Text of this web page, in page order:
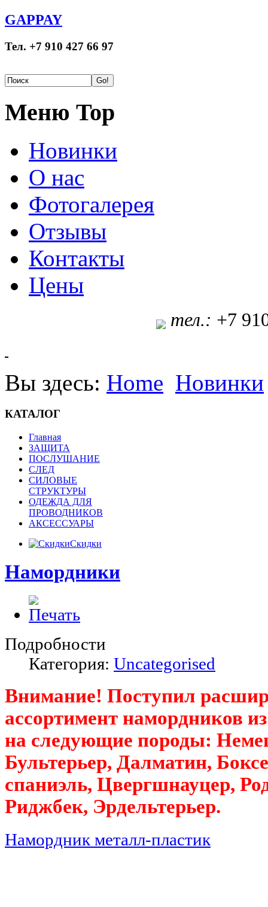
GAPPAY
Тел. +7 910 427 66 97
Меню Top
Новинки
О нас
Фотогалерея
Отзывы
Контакты
Цены
тел.: +7
Вы здесь: Home Новинки
КАТАЛОГ
Главная
ЗАЩИТА
ПОСЛУШАНИЕ
СЛЕД
СИЛОВЫЕ
СТРУКТУРЫ
ОДЕЖДА ДЛЯ
ПРОВОДНИКОВ
АКСЕССУАРЫ
Скидки
Намордники
Подробности
Категория: Uncategorised
Внимание! Поступил
ассортимент намордников
на следующие породы:
Бультерьер, Далматин,
спаниэль, Цвергшнауцер,
Риджбек, Эрдельтерьер.
Намордник металл-пластик